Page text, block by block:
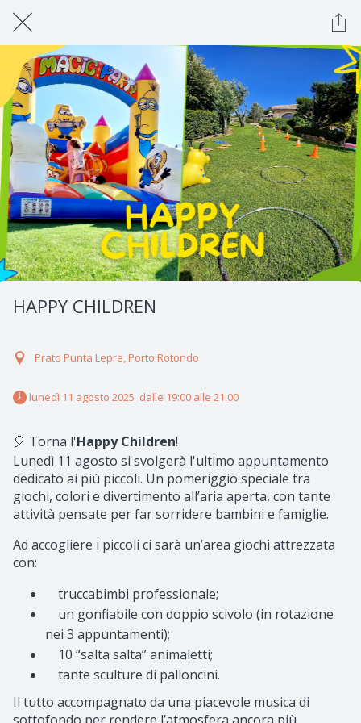
HAPPY CHILDREN
Prato Punta Lepre, Porto Rotondo
lunedì 11 agosto 2025  dalle 19:00 alle 21:00
🎈 Torna l'Happy Children!
Lunedì 11 agosto si svolgerà l'ultimo appuntamento
dedicato ai più piccoli. Un pomeriggio speciale tra
giochi, colori e divertimento all’aria aperta, con tante
attività pensate per far sorridere bambini e famiglie.
Ad accogliere i piccoli ci sarà un’area giochi attrezzata
con:
truccabimbi professionale;
un gonfiabile con doppio scivolo (in rotazione
nei 3 appuntamenti);
10 “salta salta” animaletti;
tante sculture di palloncini.
Il tutto accompagnato da una piacevole musica di